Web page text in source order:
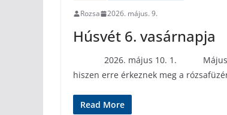
Rozsa 2026. május. 9.
Húsvét 6. vasárnapja
2026. május 10. 1. Május 9-én,
hiszen erre érkeznek meg a
Read More